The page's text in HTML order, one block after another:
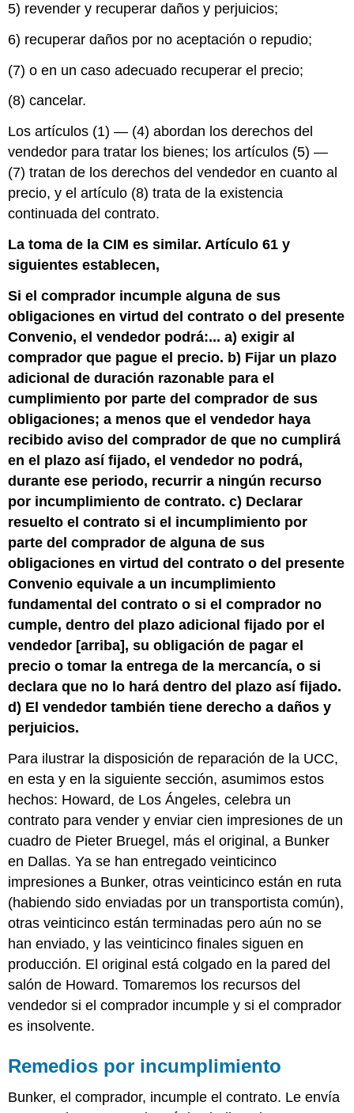
5) revender y recuperar daños y perjuicios;
6) recuperar daños por no aceptación o repudio;
(7) o en un caso adecuado recuperar el precio;
(8) cancelar.
Los artículos (1) — (4) abordan los derechos del
vendedor para tratar los bienes; los artículos (5) —
(7) tratan de los derechos del vendedor en cuanto al
precio, y el artículo (8) trata de la existencia
continuada del contrato.
La toma de la CIM es similar. Artículo 61 y
siguientes establecen,
Si el comprador incumple alguna de sus
obligaciones en virtud del contrato o del presente
Convenio, el vendedor podrá:... a) exigir al
comprador que pague el precio. b) Fijar un plazo
adicional de duración razonable para el
cumplimiento por parte del comprador de sus
obligaciones; a menos que el vendedor haya
recibido aviso del comprador de que no cumplirá
en el plazo así fijado, el vendedor no podrá,
durante ese periodo, recurrir a ningún recurso
por incumplimiento de contrato. c) Declarar
resuelto el contrato si el incumplimiento por
parte del comprador de alguna de sus
obligaciones en virtud del contrato o del presente
Convenio equivale a un incumplimiento
fundamental del contrato o si el comprador no
cumple, dentro del plazo adicional fijado por el
vendedor [arriba], su obligación de pagar el
precio o tomar la entrega de la mercancía, o si
declara que no lo hará dentro del plazo así fijado.
d) El vendedor también tiene derecho a daños y
perjuicios.
Para ilustrar la disposición de reparación de la UCC,
en esta y en la siguiente sección, asumimos estos
hechos: Howard, de Los Ángeles, celebra un
contrato para vender y enviar cien impresiones de un
cuadro de Pieter Bruegel, más el original, a Bunker
en Dallas. Ya se han entregado veinticinco
impresiones a Bunker, otras veinticinco están en ruta
(habiendo sido enviadas por un transportista común),
otras veinticinco están terminadas pero aún no se
han enviado, y las veinticinco finales siguen en
producción. El original está colgado en la pared del
salón de Howard. Tomaremos los recursos del
vendedor si el comprador incumple y si el comprador
es insolvente.
Remedios por incumplimiento
Bunker, el comprador, incumple el contrato. Le envía